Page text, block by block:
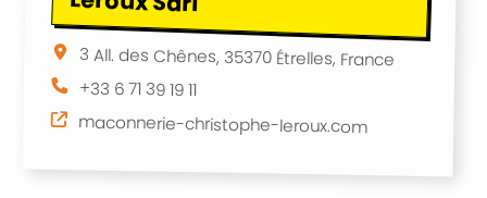
3 All. des Chênes, 35370 Étrelles, France
+33 6 71 39 19 11
maconnerie-christophe-leroux.com